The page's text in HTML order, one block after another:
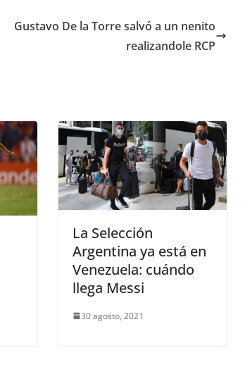
Gustavo De la Torre salvó a un nenito
realizandole RCP
La Selección
Argentina ya está en
Venezuela: cuándo
llega Messi
30 agosto, 2021